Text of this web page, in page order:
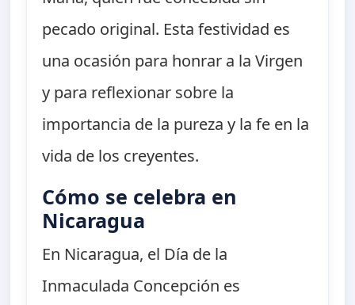
pecado original. Esta festividad es
una ocasión para honrar a la Virgen
y para reflexionar sobre la
importancia de la pureza y la fe en la
vida de los creyentes.
Cómo se celebra en
Nicaragua
En Nicaragua, el Día de la
Inmaculada Concepción es